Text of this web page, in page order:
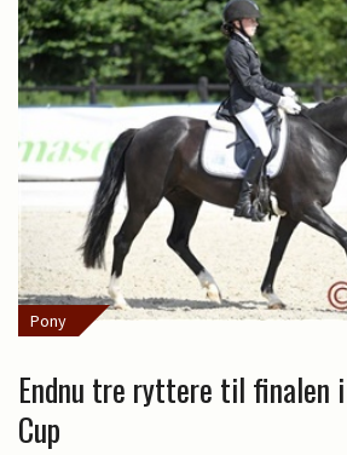
Pony
Endnu tre ryttere til finalen
Cup